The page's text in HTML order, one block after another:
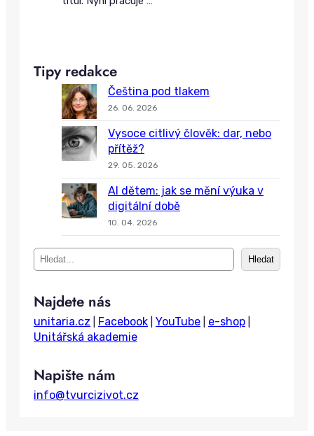
Tipy redakce
Čeština pod tlakem
26. 06. 2026
Vysoce citlivý člověk: dar, nebo
přítěž?
29. 05. 2026
AI dětem: jak se mění výuka v
digitální době
10. 04. 2026
S
e
r
c
h
Hledat
Najdete nás
unitaria.cz Facebook YouTube e-shop
Unitářská akademie
Napište nám
info@tvurcizivot.cz